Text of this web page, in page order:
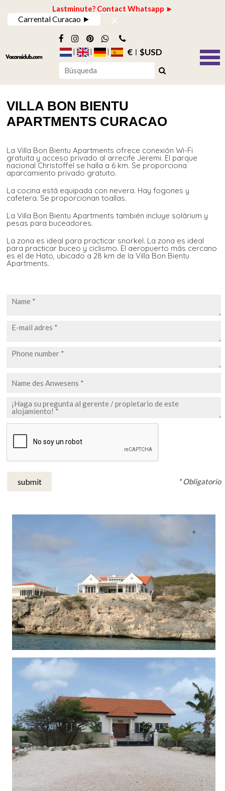
Lastminute? Contact Whatsapp ►
Carrental Curacao ► x
€ $USD
VILLA BON BIENTU
APARTMENTS CURACAO
La Villa Bon Bientu Apartments ofrece conexión Wi-Fi
gratuita y acceso privado al arrecife Jeremi. El parque
nacional Christoffel se halla a 6 km. Se proporciona
aparcamiento privado gratuito.
La cocina está equipada con nevera. Hay fogones y
cafetera. Se proporcionan toallas.
La Villa Bon Bientu Apartments también incluye solárium y
pesas para buceadores.
La zona es ideal para practicar snorkel. La zona es ideal
para practicar buceo y ciclismo. El aeropuerto más cercano
es el de Hato, ubicado a 28 km de la Villa Bon Bientu
Apartments.
submit * Obligatorio